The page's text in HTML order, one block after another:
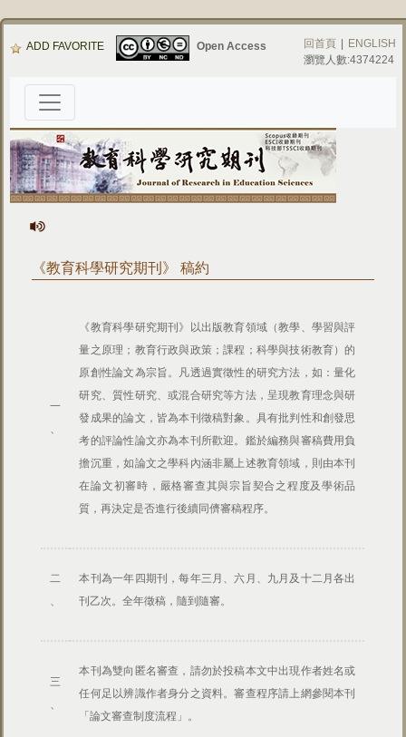
ADD FAVORITE Open Access 回首頁
ENGLISH
瀏覽人數:4374224
《教育科學研究期刊》 稿約
一
、
《教育科學研究期刊》以出版教育領域（教學、學習與評
量之原理；教育行政與政策；課程；科學與技術教育）的
原創性論文為宗旨。凡透過實徵性的研究方法，如：量化
研究、質性研究、或混合研究等方法，呈現教育理念與研
發成果的論文，皆為本刊徵稿對象。具有批判性和創發思
考的評論性論文亦為本刊所歡迎。鑑於編務與審稿費用負
擔沉重，如論文之學科內涵非屬上述教育領域，則由本刊
在論文初審時，嚴格審查其與宗旨契合之程度及學術品
質，再決定是否進行後續同儕審稿程序。
二
、
本刊為一年四期刊，每年三月、六月、九月及十二月各出
刊乙次。全年徵稿，隨到隨審。
三
、
本刊為雙向匿名審查，請勿於投稿本文中出現作者姓名或
任何足以辨識作者身分之資料。審查程序請上網參閱本刊
「論文審查制度流程」。